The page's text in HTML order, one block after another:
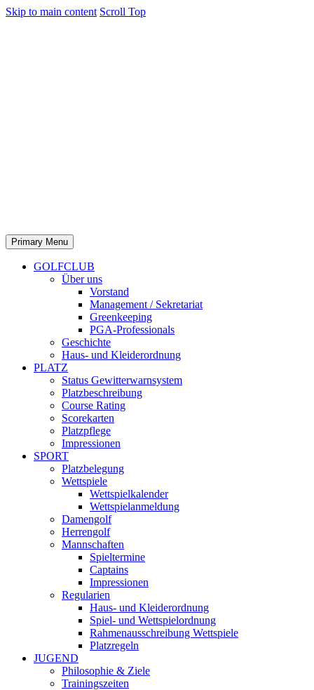
Skip to main content Scroll Top
Primary Menu
GOLFCLUB
Über uns
Vorstand
Management / Sekretariat
Greenkeeping
PGA-Professionals
Geschichte
Haus- und Kleiderordnung
PLATZ
Status Gewitterwarnsystem
Platzbeschreibung
Course Rating
Scorekarten
Platzpflege
Impressionen
SPORT
Platzbelegung
Wettspiele
Wettspielkalender
Wettspielanmeldung
Damengolf
Herrengolf
Mannschaften
Spieltermine
Captains
Impressionen
Regularien
Haus- und Kleiderordnung
Spiel- und Wettspielordnung
Rahmenausschreibung Wettspiele
Platzregeln
JUGEND
Philosophie & Ziele
Trainingszeiten